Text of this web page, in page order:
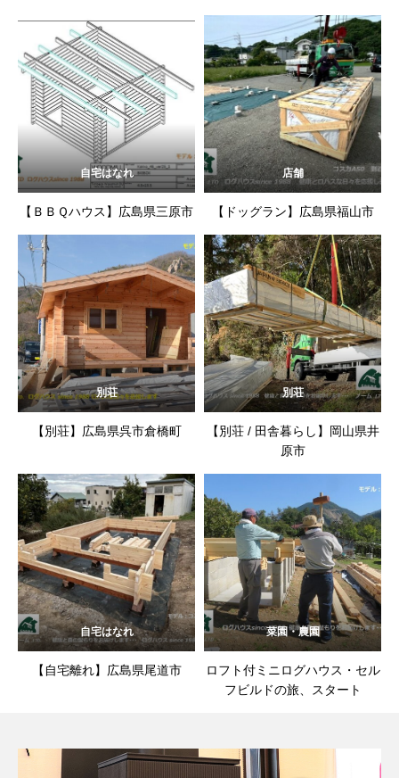
自宅はなれ
【ＢＢＱハウス】広島県三原市
店舗
【ドッグラン】広島県福山市
別荘
【別荘】広島県呉市倉橋町
別荘
【別荘 / 田舎暮らし】岡山県井
原市
自宅はなれ
【自宅離れ】広島県尾道市
菜園・農園
ロフト付ミニログハウス・セル
フビルドの旅、スタート